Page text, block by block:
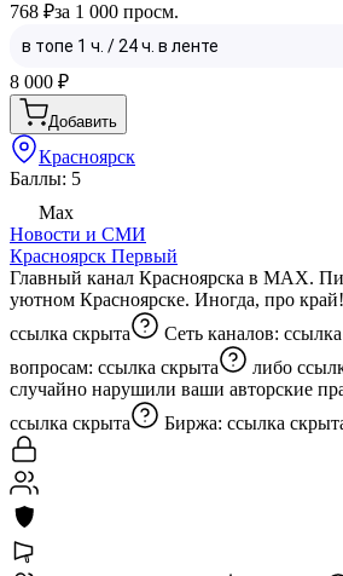
768 ₽за 1 000 просм.
8 000 ₽
Добавить
Красноярск
Баллы: 5
Max
Новости и СМИ
Красноярск Первый
Главный канал Красноярска в MAX.
уютном Красноярске. Иногда, про
ссылка скрыта
Сеть каналов:
вопросам: ссылка скрыта либо
случайно нарушили ваши авторские
ссылка скрыта
Биржа: ссылка